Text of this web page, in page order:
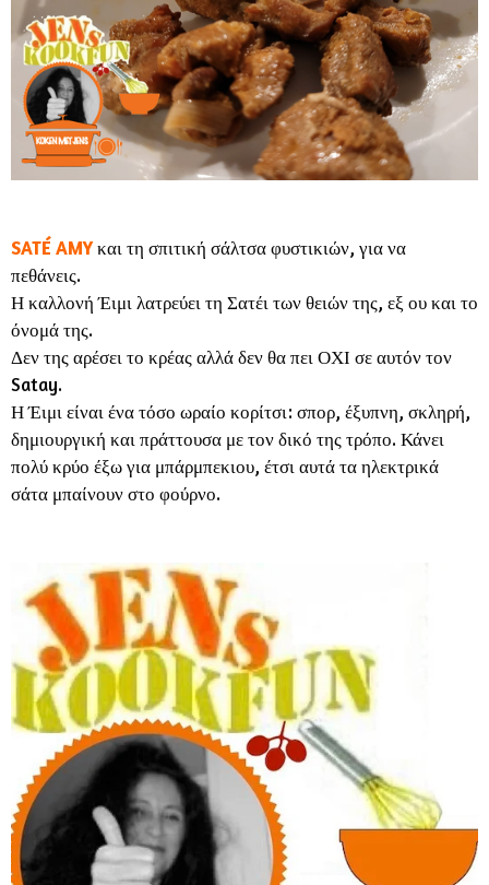
SATÉ AMYκαι τη σπιτική σάλτσα φυστικιών, για να
πεθάνεις.
Η καλλονή Έιμι λατρεύει τη Σατέι των θειών της, εξ ου και το
όνομά της.
Δεν της αρέσει το κρέας αλλά δεν θα πει ΟΧΙ σε αυτόν τον
Satay.
Η Έιμι είναι ένα τόσο ωραίο κορίτσι: σπορ, έξυπνη, σκληρή,
δημιουργική και πράττουσα με τον δικό της τρόπο. Κάνει
πολύ κρύο έξω για μπάρμπεκιου, έτσι αυτά τα ηλεκτρικά
σάτα μπαίνουν στο φούρνο.